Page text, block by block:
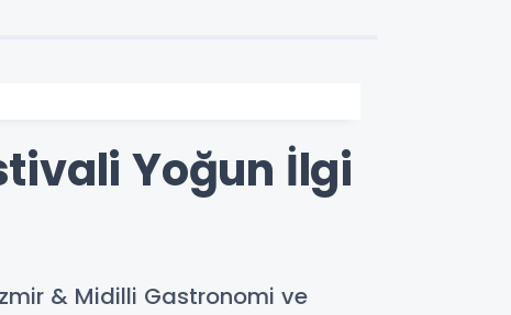
Yoğun İlgi
& Midilli Gastronomi ve